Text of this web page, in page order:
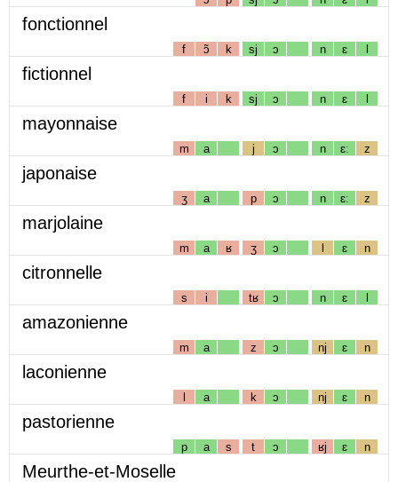
fonctionnel
f ɔ̃ k sj ɔ n ɛ l
fictionnel
f i k sj ɔ n ɛ l
mayonnaise
m a j ɔ n ɛː z
japonaise
ʒ a p ɔ n ɛː z
marjolaine
m a ʁ ʒ ɔ l ɛ n
citronnelle
s i tʁ ɔ n ɛ l
amazonienne
m a z ɔ nj ɛ n
laconienne
l a k ɔ nj ɛ n
pastorienne
p a s t ɔ ʁj ɛ n
Meurthe-et-Moselle